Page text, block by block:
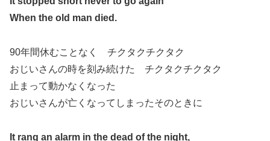
When the old man died.
90年間休むことなく チクタクチクタク
おじいさんの時を刻み続けた チクタクチクタク
止まって動かなくなった
おじいさんが亡くなってしまったそのときに
It rang an alarm in the dead of the night,